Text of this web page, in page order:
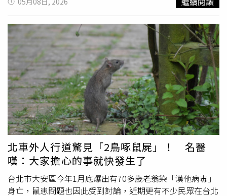
來自世界各地的精緻味蕾體驗，7月24日起至8月2日止限時
10天推出多重優惠與驚喜好禮，包含天天皆有精選的一款話
題商品優惠價、全店消費不限金額享88折；消費滿888元抽
品牌週邊好禮 、滿1500元送折扣優惠券 、滿3600元再送日
本刺繡包x1 (款式隨機，數量有限送完為止)，其中五、六、
日周末的「巧開心扉日」還可享有85折限定優惠；推薦必買
1,200元的「限量超值福袋」，(價值3,635元)，精選3款質
感巧克力禮盒，不管是送禮或自己享用都能成為最好的犒
賞。（圖／品牌提供）
了顏色，品牌最會玩的還是「把經典變新」。像Lewis
Kemmenoe操刀的Macula系列，直接把FF Logo變成屏風
上的鉸鏈結構，讓品牌符碼從裝飾升級為功能；而Ceriani
Szostak打造的Chain收納櫃，則把Pequin條紋轉化成深淺
木材拼接，遠看是圖騰，近看是工藝細節，低調卻很有記憶
點。這一季也很明顯在「材質」上加碼。不鏽鋼與皮革依舊
是基本盤，但木材的表現特別搶戲—從天然橡木到卡納萊托
胡桃木，每一種紋理都被放大呈現。最值得注意的是，由
Toan Nguyen主導的Podium系列，首次引入羊皮紙作為飾
面材質，帶來一種介於復古與未來之間的觸感。視覺上輕
盈，結構卻極度講究，表面看起來像隨性鋪陳，其實每一塊
坐墊都精準固定，設計感藏在細節裡。FENDICasa 在米蘭
設計週同步發表五款新作～由 Toan Nguyen 設計
的 Podium 沙發絕對是本季主角之一。類榻榻米的平整基
座，加上模組化設計，可以自由延伸空間配置，搭配大理石
或金屬茶几，輕鬆切換正式與放鬆氛圍。（圖／品牌提供）
北車外人行道驚見「2鳥啄鼠屍」！ 名醫
嘆：大家擔心的事就快發生了
台北市大安區今年1月底爆出有70多歲老翁染「漢他病毒」
身亡，鼠患問題也因此受到討論，近期更有不少民眾在台北